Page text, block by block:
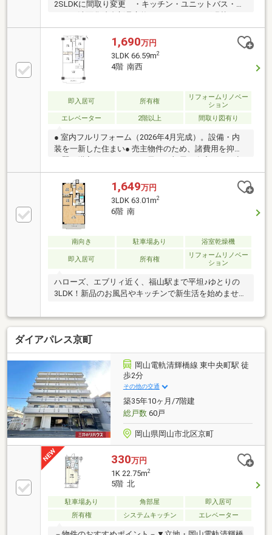
2SLDKに間取り変更 ・キッチン・ユニットバス・ト
え ・クロス張替え ・建具交換□66.59㎡の2SLDKマ
ンションです。□家族が集うLDKは南西向きで陽当り良
好。17.7帖の広さがあります。□リビングに隣接したフ
リースペースは、書斎・収納・家事室等、ライフスタ
イルに合わせ、色々な使い方が可能です。□平面駐車
場１台使用可能です。(月額使用料5 000円)□内見ご希
望の際には、お気軽にお問合せください。
1,690万円
3LDK 66.59m2
4階 南西
即入居可 所有権
リフォームリノベー
ション
エレベーター
2階以上 間取り図有り
● 室内フルリフォーム（2026年4月完成）。設備・内
装を一新した住まい● 売主物件のため、諸費用を抑え
間も確保しやすい、使い勝手の良い3LDK● セブンイレ
ブン福山沖野上2丁目店まで266m。深夜の買い物も安
心● エブリイ緑町店（748m）など、徒歩10分圏内に多
彩な商業施設が充実● 福山医療センター（623m）をは
じめ病院が身近に揃う「病院通り」エリア● 鉄筋コン
クリート造8階建。あなぶきハウジングサービスによ
る日勤管理で安心です● 現在空家のため、リフォーム
1,649万円
3LDK 63.01m2
6階 南
南向き 駐車場あり 浴室乾燥機
即入居可 所有権
リフォームリノベー
ション
ハローズ、エブリィ近く、福山駅まで平坦♪ゆとりの
3LDK！新品のお風呂やキッチンで新生活を始めません
ダイアパレス京町
岡山電軌清輝橋線 東中央町駅 徒
歩2分
その他の交通
築35年10ヶ月/7階建
総戸数60戸
岡山県岡山市北区京町
330万円
1K 22.75m2
5階 北
駐車場あり 角部屋
即入居可
所有権
システムキッチン エレベーター